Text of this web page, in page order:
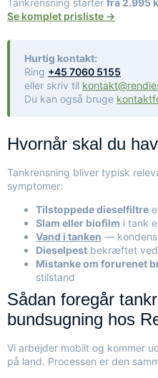
Se komplet prisliste →
Hurtig kontakt:
Ring +45 7060 5155
eller skriv til
Du kan også bruge
Hvornår skal du
Tankrensning bliver typisk
symptomer:
Tilstoppede dieselfiltre
Slam eller biofilm i tank
Vand i tanken —
Dieselpest bekræftet ved
Mistanke om forurenet
stilstand
Sådan foregår
bundsugning hos
Vi arbejder mobilt og kommer
på land. Processen er den